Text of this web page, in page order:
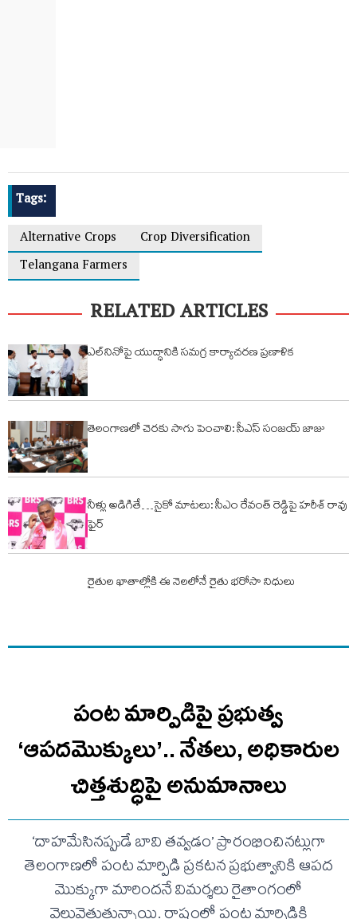
Tags:
Alternative Crops
Crop Diversification
Telangana Farmers
RELATED ARTICLES
ఎల్‌నినోపై యుద్ధానికి సమగ్ర కార్యాచరణ ప్రణాళిక
తెలంగాణలో చెరకు సాగు పెంచాలి: సీఎస్ సంజయ్ జాజు
నీళ్లు అడిగితే…సైకో మాటలు: సీఎం రేవంత్ రెడ్డిపై హరీశ్ రావు
ఫైర్
రైతుల ఖాతాల్లోకి ఈ నెలలోనే రైతు భరోసా నిధులు
పంట మార్పిడిపై ప్రభుత్వ
‘ఆపదమొక్కులు’.. నేతలు, అధికారుల
చిత్తశుద్ధిపై అనుమానాలు
‘దాహమేసినప్పుడే బావి తవ్వడం’ ప్రారంభించినట్లుగా
తెలంగాణలో పంట మార్పిడి ప్రకటన ప్రభుత్వానికి ఆపద
మొక్కుగా మారిందనే విమర్శలు రైతాంగంలో